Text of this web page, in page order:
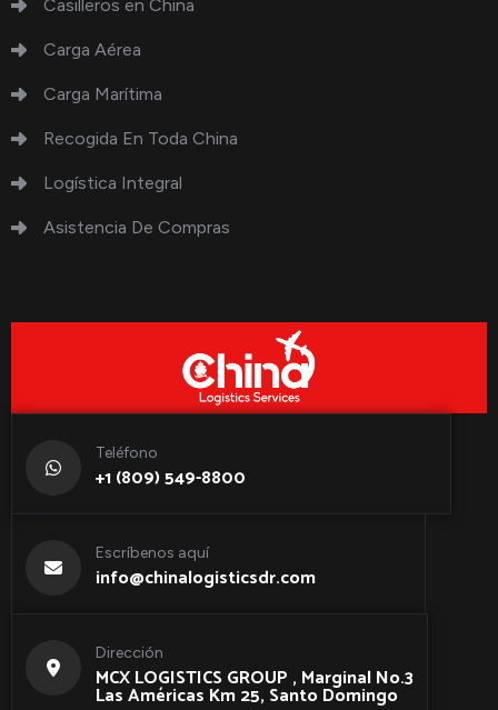
Casilleros en China
Carga Aérea
Carga Marítima
Recogida En Toda China
Logística Integral
Asistencia De Compras
Teléfono
+1 (809) 549-8800
Escríbenos aquí
info@chinalogisticsdr.com
Dirección
MCX LOGISTICS GROUP , Marginal No.3
Las Américas Km 25, Santo Domingo